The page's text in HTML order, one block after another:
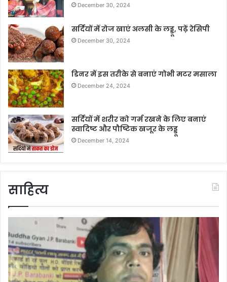
December 30, 2024
सर्दियों में रोज खाएं अलसी के लड्डू, पढ़ें रेसिपी
December 30, 2024
डिनर में इस तरीके से बनाएं गोभी मटर मसाला
December 24, 2024
सर्दियों में शरीर को गर्म रखने के लिए बनाएं
स्वादिष्ट और पौष्टिक खजूर के लड्डू
December 14, 2024
साहित्य